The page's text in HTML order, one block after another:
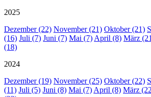
2025
Dezember (22) November (21) Oktober (21)
(16) Juli (7) Juni (7) Mai (7) April (8) März
(18)
2024
Dezember (19) November (25) Oktober (22)
(11) Juli (5) Juni (8) Mai (7) April (8) März